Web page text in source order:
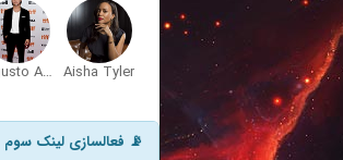
Aisha Tyler
Augusto Aguilera
📡 فعالسازی لینک سوم